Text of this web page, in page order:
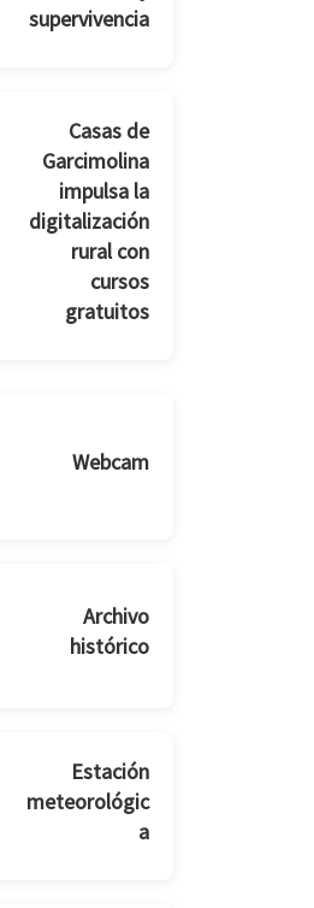
supervivencia
Casas de
Garcimolina
impulsa la
digitalización
rural con
cursos
gratuitos
Webcam
Archivo
histórico
Estación
meteorológic
a